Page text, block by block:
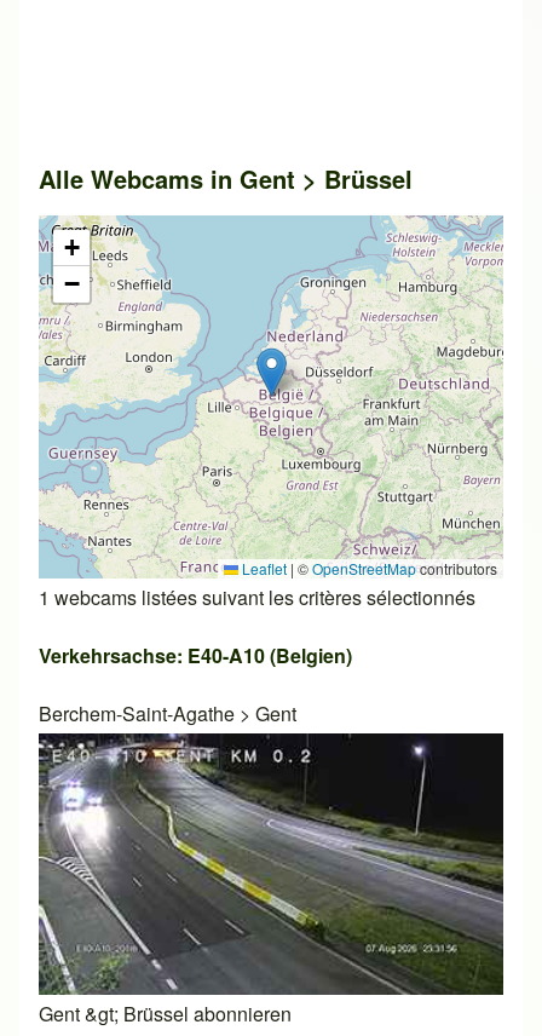
Alle Webcams in Gent > Brüssel
+
−
Leaflet | ©OpenStreetMapcontributors
1 webcams listées suivant les critères sélectionnés
Verkehrsachse: E40-A10 (Belgien)
Berchem-Saint-Agathe > Gent
Gent &gt; Brüssel abonnieren